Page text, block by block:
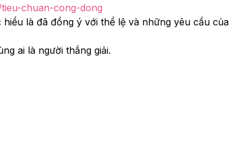
chuan-cong-dong
là đã đồng ý với thể lệ và những yêu cầu của
ai là người thắng giải.